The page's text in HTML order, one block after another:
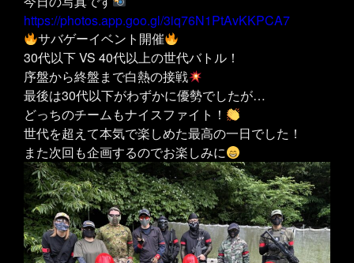
https://photos.app.goo.gl/3iq76N1PtAvKKPCA7
サバゲーイベント開催
30代以下 VS 40代以上の世代バトル！
序盤から終盤まで白熱の接戦
最後は30代以下がわずかに優勢でしたが…
どっちのチームもナイスファイト！
世代を超えて本気で楽しめた最高の一日でした！
また次回も企画するのでお楽しみに